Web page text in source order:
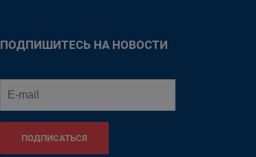
ПОДПИШИТЕСЬ НА НОВОСТИ
ПОДПИСАТЬСЯ